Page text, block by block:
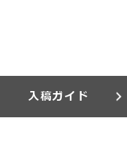
入稿ガイド